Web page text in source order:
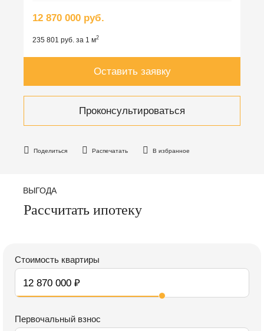
Поделиться Распечатать В избранное
12 870 000 руб.
235 801 руб. за 1 м2
Оставить заявку
Проконсультироваться
ВЫГОДА
Рассчитать ипотеку
Стоимость квартиры
Первочальный взнос